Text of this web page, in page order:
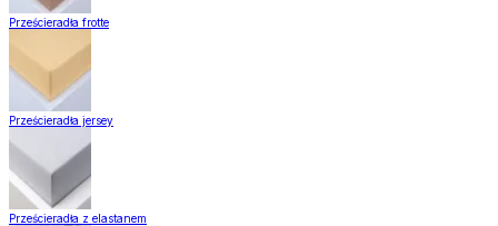
Prześcieradła frotte
Prześcieradła jersey
Prześcieradła z elastanem